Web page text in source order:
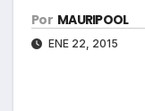
Por MAURIPOOL
ENE 22, 2015